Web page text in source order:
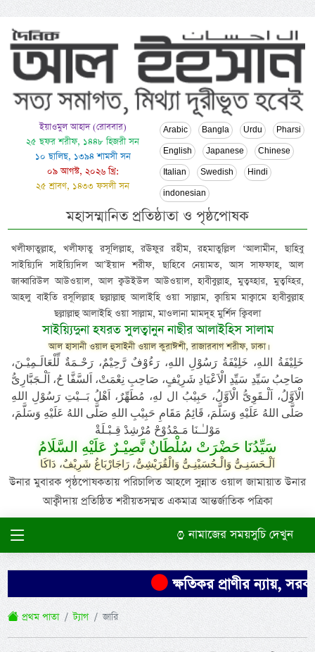
ইয়াওমুল আহাদ (রোববার)
২৫ ছফর শরীফ, ১৪৪৮ হিজরী সন
১০ ছালিছ, ১৩৯৪ শামসী সন
০৯ আগস্ট, ২০২৬ খ্রি:
২৫ শ্রাবণ, ১৪৩৩ ফসলী সন
Arabic Bangla Urdu Pharsi
English Japanese Chinese
Italian Swedish Hindi
indonesian
মহাসম্মানিত প্রতিষ্ঠাতা ও পৃষ্ঠপোষক
খলীফাতুল্লাহ, খলীফাতু রসূলিল্লাহ, রঊফুর রহীম, রহমাতুল্লিল ‘আলামীন, ছাহিবু
সাইয়্যিদি সাইয়্যিদিল আ’ইয়াদ শরীফ, ছাহিবে নেয়ামত, আস সাফফাহ, আল
জাব্বারিউল আউওয়াল, আল ক্বউইউল আউওয়াল, হাবীবুল্লাহ, মুত্বহ্হার, মুত্বহ্হির,
আহলু বাইতি রসূলিল্লাহ ছল্লাল্লাহু আলাইহি ওয়া সাল্লাম, ক্বায়িম মাক্বামে হাবীবুল্লাহ
ছল্লাল্লাহু আলাইহি ওয়া সাল্লাম, মাওলানা মামদূহ মুর্শিদ ক্বিবলা
সাইয়্যিদুনা হযরত সুলত্বানুন নাছীর আলাইহিস সালাম
আল হাসানী ওয়াল হুসাইনী ওয়াল কুরাঈশী, রাজারবাগ শরীফ, ঢাকা।
خَلِيْفَةُ اللهِ، خَلِيْفَةُ رَسُوْلِ اللهِ، رَءُوْفٌ رَّحِيْمٌ، رَحْـمَةٌ لِّلْعَالَـمِيْـنَ،
صَاحِبُ سَيِّدِ سَيِّدِ الْاَعْيَادِ شَرِيْفٍ، صَاحِبِ نِعْمَتْ، اَلسَّفَّا حُ، اَلْـجَبَّارِىُّ
الْاَوَّلُ، اَلْـقَوِىُّ الْاَوَّلُ، حَبِيْبُ ال لهِ، مُطَهِّرٌ، اَهْلُ بَــيْتِ رَسُوْلِ اللهِ
صَلَّى اللهُ عَلَيْهِ وَسَلَّمَ، قَائِمُ مَقَامِ حَبِيْبِ اللهِ صَلَّى اللهُ عَلَيْهِ وَسَلَّمَ،
مَوْلـٰـنَا مَـمْدُوْحْ مُرْشِدْ قِـبْـلَةْ
سَيِّدُنَا حَضْرَتْ سُلْطَانٌ نَّصِيْـرٌ عَلَيْهِ السَّلَامُ
اَلْـحَسَنِـىُّ وَالْـحُسَيْنِـىُّ وَالْقُرَيْشِىُّ، رَاجَارْبَاغُ شَرِيْفٌ، دَاكَا
উনার মুবারক পৃষ্ঠপোষকতায় পরিচালিত আহলে সুন্নাত ওয়াল জামায়াত উনার
আক্বীদায় প্রতিষ্ঠিত শরীয়তসম্মত একমাত্র আন্তর্জাতিক পত্রিকা
নামাজের সময়সুচি দেখুন
ক্ষতিকর প্রাণীর ন্যায়,
প্রথম পাতা ট্যাগ জারি